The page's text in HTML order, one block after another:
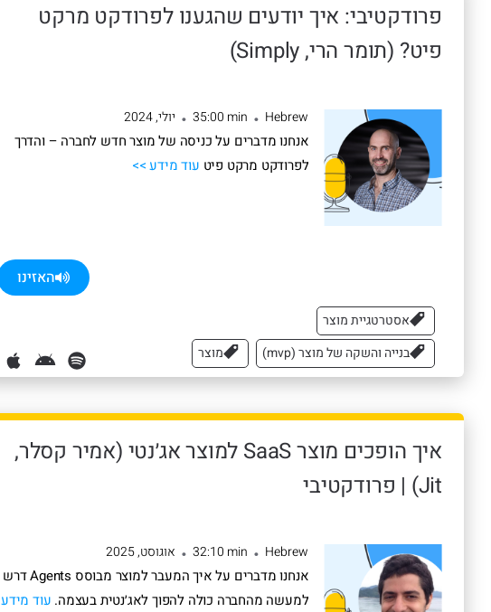
פרודקטיבי: איך יודעים שהגענו לפרודקט מרקט
פיט? (תומר הרי, Simply)
Hebrew
•
35:00 min
• יולי, 2024
אנחנו מדברים על כניסה של מוצר חדש לחברה – והדרך
לפרודקט מרקט פיט עוד מידע >>
האזינו
אסטרטגיית מוצר
בנייה והשקה של מוצר (mvp)
מוצר
איך הופכים מוצר SaaS למוצר אג׳נטי (אמיר קסלר,
Jit) | פרודקטיבי
Hebrew
•
32:10 min
• אוגוסט, 2025
אנחנו מדברים על איך המעבר למוצר מבוסס Agents דרש
למעשה מהחברה כולה להפוך לאג׳נטית בעצמה. עוד מידע